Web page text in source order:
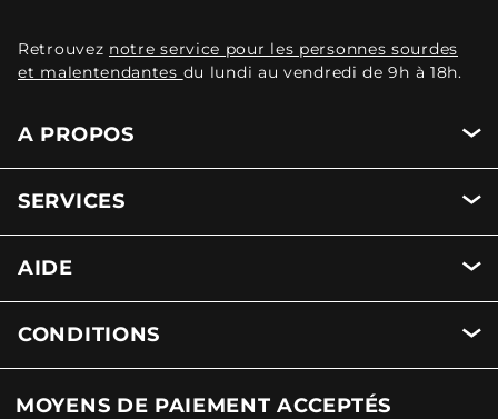
Retrouvez notre service pour les personnes sourdes
et malentendantes du lundi au vendredi de 9h à 18h.
A PROPOS
SERVICES
AIDE
CONDITIONS
MOYENS DE PAIEMENT ACCEPTÉS